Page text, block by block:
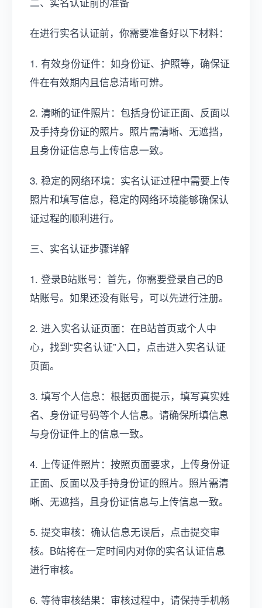
在进行实名认证前，你需要准备好以下材料：
1. 有效身份证件：如身份证、护照等，确保证
件在有效期内且信息清晰可辨。
2. 清晰的证件照片：包括身份证正面、反面以
及手持身份证的照片。照片需清晰、无遮挡，
且身份证信息与上传信息一致。
3. 稳定的网络环境：实名认证过程中需要上传
照片和填写信息，稳定的网络环境能够确保认
证过程的顺利进行。
三、实名认证步骤详解
1. 登录B站账号：首先，你需要登录自己的B
站账号。如果还没有账号，可以先进行注册。
2. 进入实名认证页面：在B站首页或个人中
心，找到“实名认证”入口，点击进入实名认证
页面。
3. 填写个人信息：根据页面提示，填写真实姓
名、身份证号码等个人信息。请确保所填信息
与身份证件上的信息一致。
4. 上传证件照片：按照页面要求，上传身份证
正面、反面以及手持身份证的照片。照片需清
晰、无遮挡，且身份证信息与上传信息一致。
5. 提交审核：确认信息无误后，点击提交审
核。B站将在一定时间内对你的实名认证信息
进行审核。
6. 等待审核结果：审核过程中，请保持手机畅